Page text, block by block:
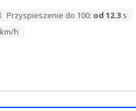
Przyspieszenie do 100: od 12.3 s
km/h